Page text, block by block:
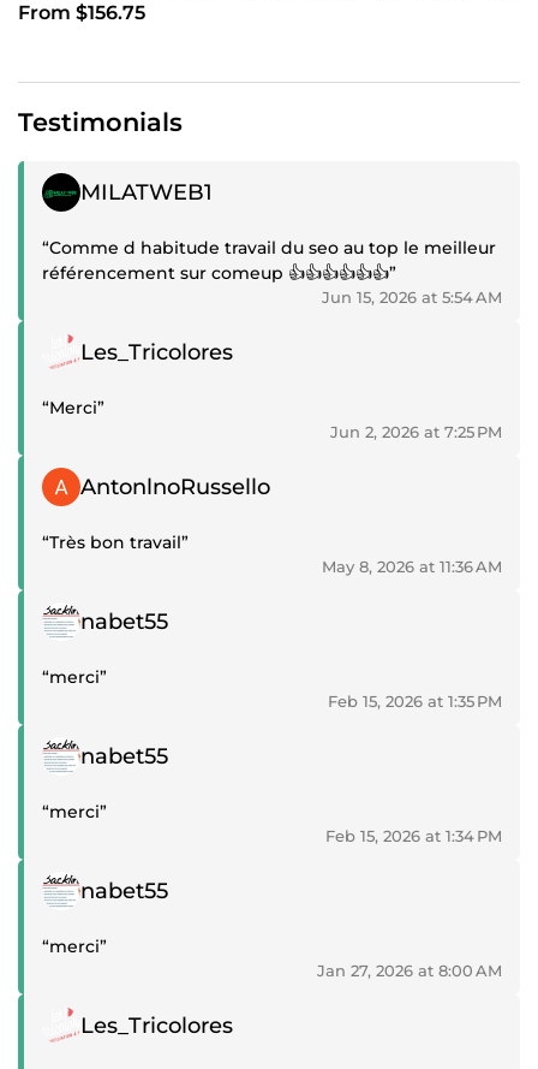
un mois entier
From $156.75
Testimonials
Positive review
MILATWEB1
“Comme d habitude travail du seo au top le meilleur
référencement sur comeup 👍👍👍👍👍👍”
Jun 15, 2026 at 5:54 AM
Positive review
Les_Tricolores
“Merci”
Jun 2, 2026 at 7:25 PM
Positive review
AntonlnoRussello
“Très bon travail”
May 8, 2026 at 11:36 AM
Positive review
nabet55
“merci”
Feb 15, 2026 at 1:35 PM
Positive review
nabet55
“merci”
Feb 15, 2026 at 1:34 PM
Positive review
nabet55
“merci”
Jan 27, 2026 at 8:00 AM
Positive review
Les_Tricolores